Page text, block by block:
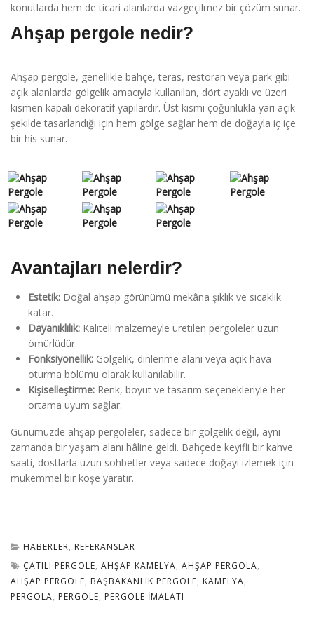
konutlarda hem de ticari alanlarda vazgeçilmez bir çözüm sunar.
Ahşap pergole nedir?
Ahşap pergole, genellikle bahçe, teras, restoran veya park gibi
açık alanlarda gölgelik amacıyla kullanılan, dört ayaklı ve üzeri
kısmen kapalı dekoratif yapılardır. Üst kısmı çoğunlukla yarı açık
şekilde tasarlandığı için hem gölge sağlar hem de doğayla iç içe
bir his sunar.
Avantajları nelerdir?
Estetik: Doğal ahşap görünümü mekâna şıklık ve sıcaklık
katar.
Dayanıklılık: Kaliteli malzemeyle üretilen pergoleler uzun
ömürlüdür.
Fonksiyonellik: Gölgelik, dinlenme alanı veya açık hava
oturma bölümü olarak kullanılabilir.
Kişiselleştirme: Renk, boyut ve tasarım seçenekleriyle her
ortama uyum sağlar.
Günümüzde ahşap pergoleler, sadece bir gölgelik değil, aynı
zamanda bir yaşam alanı hâline geldi. Bahçede keyifli bir kahve
saati, dostlarla uzun sohbetler veya sadece doğayı izlemek için
mükemmel bir köşe yaratır.
HABERLER, REFERANSLAR
ÇATILI PERGOLE, AHŞAP KAMELYA, AHŞAP PERGOLA,
AHŞAP PERGOLE, BAŞBAKANLIK PERGOLE, KAMELYA,
PERGOLA, PERGOLE, PERGOLE İMALATI